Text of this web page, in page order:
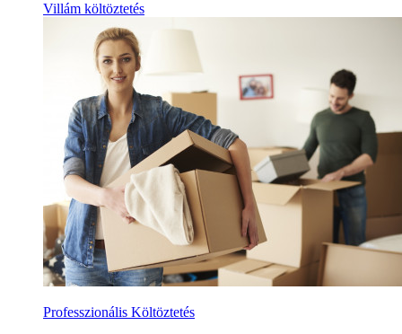
Villám költöztetés
Professzionális Költöztetés